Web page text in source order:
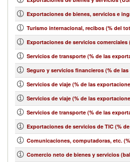
Exportaciones de bienes, servicios e
Turismo internacional, recibos (% del
Exportaciones de servicios comerciales
Servicios de transporte (% de las
Seguro y servicios financieros (% de
Servicios de viaje (% de las
Servicios de viaje (% de las
Servicios de transporte (% de las
Exportaciones de servicios de TIC (%
Comunicaciones, computadoras, etc.
Comercio neto de bienes y servicios